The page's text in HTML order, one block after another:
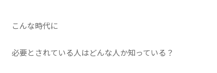
こんな時代に
必要とされている人はどんな人か知っている？